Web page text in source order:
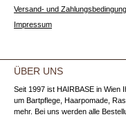
Versand- und
Impressum
ÜBER UNS
Seit 1997 ist HAIRBASE in Wien
um Bartpflege, Haarpomade,
mehr. Bei uns werden alle